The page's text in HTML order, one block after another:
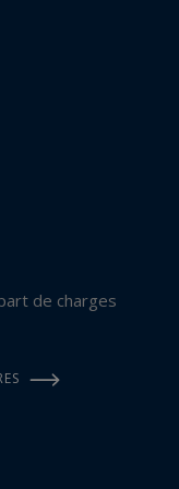
au
un art de
Sotheby’s